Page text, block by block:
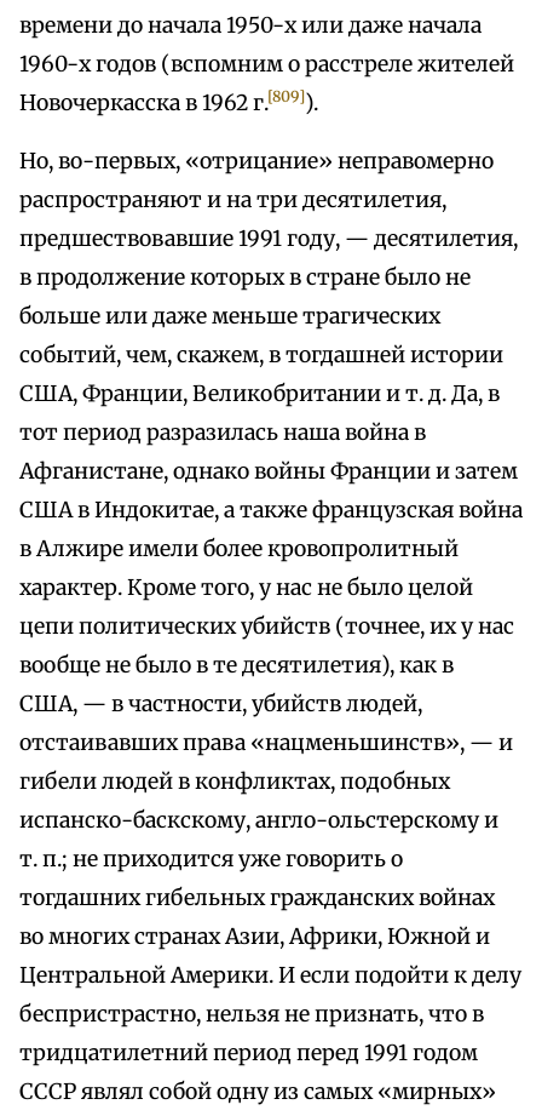
времени до начала 1950-х или даже начала
1960-х годов (вспомним о расстреле жителей
Новочеркасска в 1962 г.[809]).
Но, во-первых, «отрицание» неправомерно
распространяют и на три десятилетия,
предшествовавшие 1991 году, — десятилетия,
в продолжение которых в стране было не
больше или даже меньше трагических
событий, чем, скажем, в тогдашней истории
США, Франции, Великобритании и т. д. Да, в
тот период разразилась наша война в
Афганистане, однако войны Франции и затем
США в Индокитае, а также французская война
в Алжире имели более кровопролитный
характер. Кроме того, у нас не было целой
цепи политических убийств (точнее, их у нас
вообще не было в те десятилетия), как в
США, — в частности, убийств людей,
отстаивавших права «нацменьшинств», — и
гибели людей в конфликтах, подобных
испанско-баскскому, англо-ольстерскому и
т. п.; не приходится уже говорить о
тогдашних гибельных гражданских войнах
во многих странах Азии, Африки, Южной и
Центральной Америки. И если подойти к делу
беспристрастно, нельзя не признать, что в
тридцатилетний период перед 1991 годом
СССР являл собой одну из самых «мирных»